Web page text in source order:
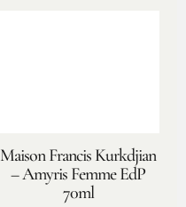
Maison Francis Kurkdjian
– Amyris Femme EdP
70ml